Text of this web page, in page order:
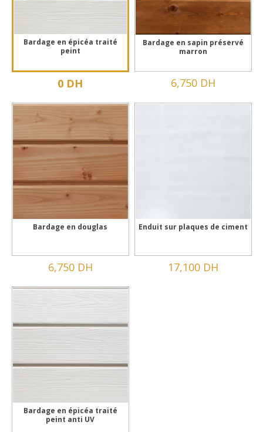
Bardage en épicéa traité
peint
0 DH
Bardage en sapin préservé
marron
6,750 DH
Bardage en douglas
6,750 DH
Enduit sur plaques de ciment
17,100 DH
Bardage en épicéa traité
peint anti UV